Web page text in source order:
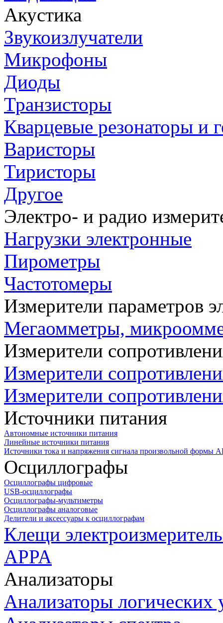
Акустика
Звукоизлучатели
Микрофоны
Диоды
Транзисторы
Кварцевые резонаторы и
Варисторы
Тиристоры
Другое
Электро- и радио
Нагрузки электронные
Пирометры
Частотомеры
Измерители параметров
Мегаомметры,
Измерители
Измерители
Измерители
Источники питания
Автономные источники питания
Линейные источники питания
Источники тока и напряжения сигнала произвольной формы
Осциллографы
Осциллографы цифровые
USB-осциллографы
Осциллографы-мультиметры
Осциллографы аналоговые
Делители и аксессуары к осциллографам
Клещи
APPA
Анализаторы
Анализаторы логических